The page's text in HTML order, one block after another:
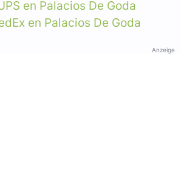
en Palacios De Goda
en Palacios De Goda
Anzeige